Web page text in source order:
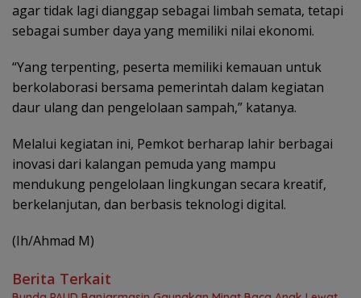
agar tidak lagi dianggap sebagai limbah semata, tetapi
sebagai sumber daya yang memiliki nilai ekonomi.
“Yang terpenting, peserta memiliki kemauan untuk
berkolaborasi bersama pemerintah dalam kegiatan
daur ulang dan pengelolaan sampah,” katanya.
Melalui kegiatan ini, Pemkot berharap lahir berbagai
inovasi dari kalangan pemuda yang mampu
mendukung pengelolaan lingkungan secara kreatif,
berkelanjutan, dan berbasis teknologi digital.
(Ih/Ahmad M)
Berita Terkait